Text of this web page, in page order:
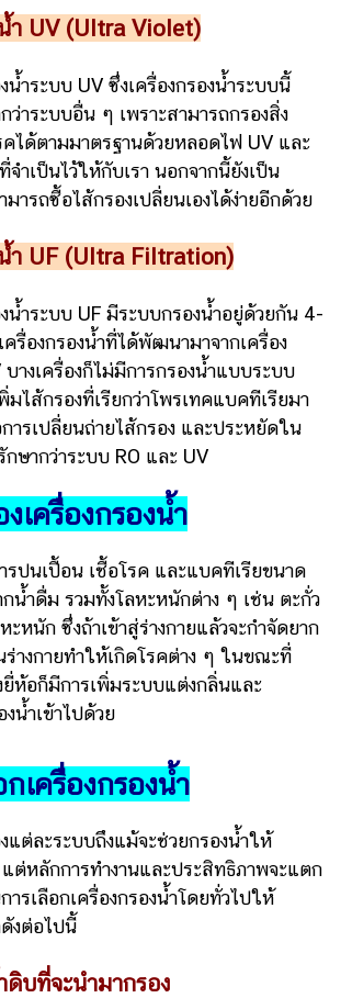
ำ UV (Ultra Violet)
ะบบ UV ซึ่งเครื่องกรองน้ำระบบนี้
ว่าระบบอื่น ๆ เพราะสามารถกรองสิ่ง
ได้ตามมาตรฐานด้วยหลอดไฟ UV และ
จำเป็นไว้ให้กับเรา นอกจากนี้ยังเป็น
มารถซื้อไส้กรองเปลี่ยนเองได้ง่ายอีกด้วย
น้ำ UF (Ultra Filtration)
ะบบ UF มีระบบกรองน้ำอยู่ด้วยกัน 4-
รื่องกรองน้ำที่ได้พัฒนามาจากเครื่อง
างเครื่องก็ไม่มีการกรองน้ำแบบระบบ
มไส้กรองที่เรียกว่าโพรเทคแบคทีเรียมา
ารเปลี่ยนถ่ายไส้กรอง และประหยัดใน
กษากว่าระบบ RO และ UV
เครื่องกรองน้ำ
เปื้อน เชื้อโรค และแบคทีเรียขนาด
น้ำดื่ม รวมทั้งโลหะหนักต่าง ๆ เช่น ตะกั่ว
หนัก ซึ่งถ้าเข้าสู่ร่างกายแล้วจะกำจัดยาก
างกายทำให้เกิดโรคต่าง ๆ ในขณะที่
ยี่ห้อก็มีการเพิ่มระบบแต่งกลิ่นและ
น้ำเข้าไปด้วย
เครื่องกรองน้ำ
ะระบบถึงแม้จะช่วยกรองน้ำให้
ต่หลักการทำงานและประสิทธิภาพจะแตก
ารเลือกเครื่องกรองน้ำโดยทั่วไปให้
งต่อไปนี้
บที่จะนำมากรอง